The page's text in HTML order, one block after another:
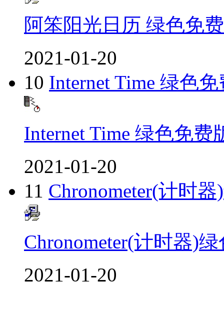
阿笨阳光日历 绿色免
2021-01-20
10 Internet Time 绿色
Internet Time 绿色免费
2021-01-20
11 Chronometer(计时
Chronometer(计时器)
2021-01-20